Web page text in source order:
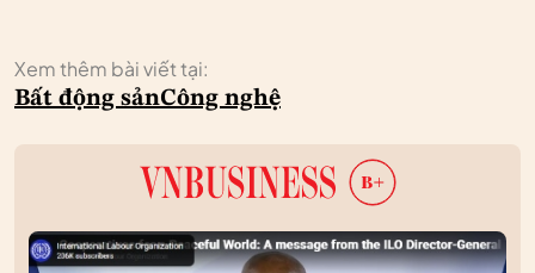
Xem thêm bài viết tại:
Bất động sảnCông nghệ